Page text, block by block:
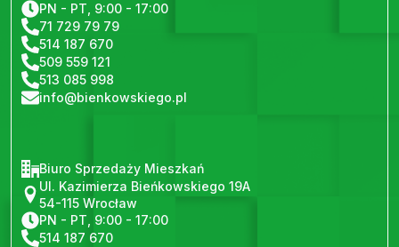
PN - PT, 9:00 - 17:00
71 729 79 79
514 187 670
509 559 121
513 085 998
info@bienkowskiego.pl
Biuro Sprzedaży Mieszkań
Ul. Kazimierza Bieńkowskiego 19A
54-115 Wrocław
PN - PT, 9:00 - 17:00
514 187 670